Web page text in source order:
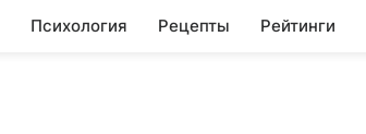
Психология Рецепты Рейтинги